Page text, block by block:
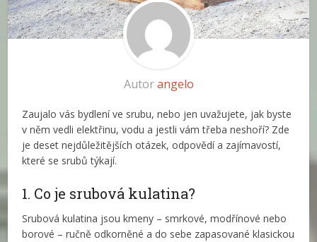
Autorangelo
Zaujalo vás bydlení ve srubu, nebo jen uvažujete, jak byste
v něm vedli elektřinu, vodu a jestli vám třeba neshoří? Zde
je deset nejdůležitějších otázek, odpovědí a zajímavostí,
které se srubů týkají.
1. Co je srubová kulatina?
Srubová kulatina jsou kmeny – smrkové, modřínové nebo
borové – ručně odkorněné a do sebe zapasované klasickou